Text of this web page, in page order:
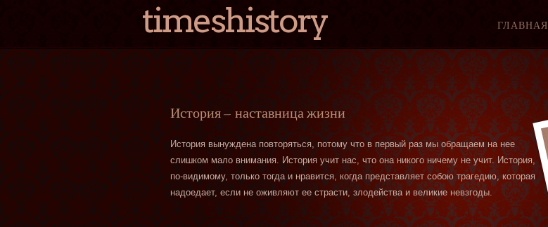
timeshistory ГЛАВНАЯ
История — наставница жизни
История вынуждена повторяться, потому что в первый раз мы обращаем на нее
слишком мало внимания. История учит нас, что она никого ничему не учит. История,
по-видимому, только тогда и нравится, когда представляет собою трагедию, которая
надоедает, если не оживляют ее страсти, злодейства и великие невзгоды.